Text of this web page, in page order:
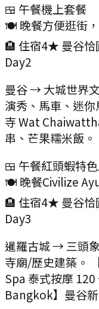
🍱 午餐機上套餐
🍽️ 晚餐方便逛街
🏨 住宿4★ 曼谷恰
Day2
曼谷 → 大城世界
演秀、馬車、迷
寺 Wat
串、芒果糯米飯。
🍱 午餐紅頭蝦特
🍽️ 晚餐Civilize
🏨 住宿4★ 曼谷恰
Day3
暹羅古城 → 三頭
寺廟/歷史建築。
Spa 泰式按摩
Bangkok】曼谷